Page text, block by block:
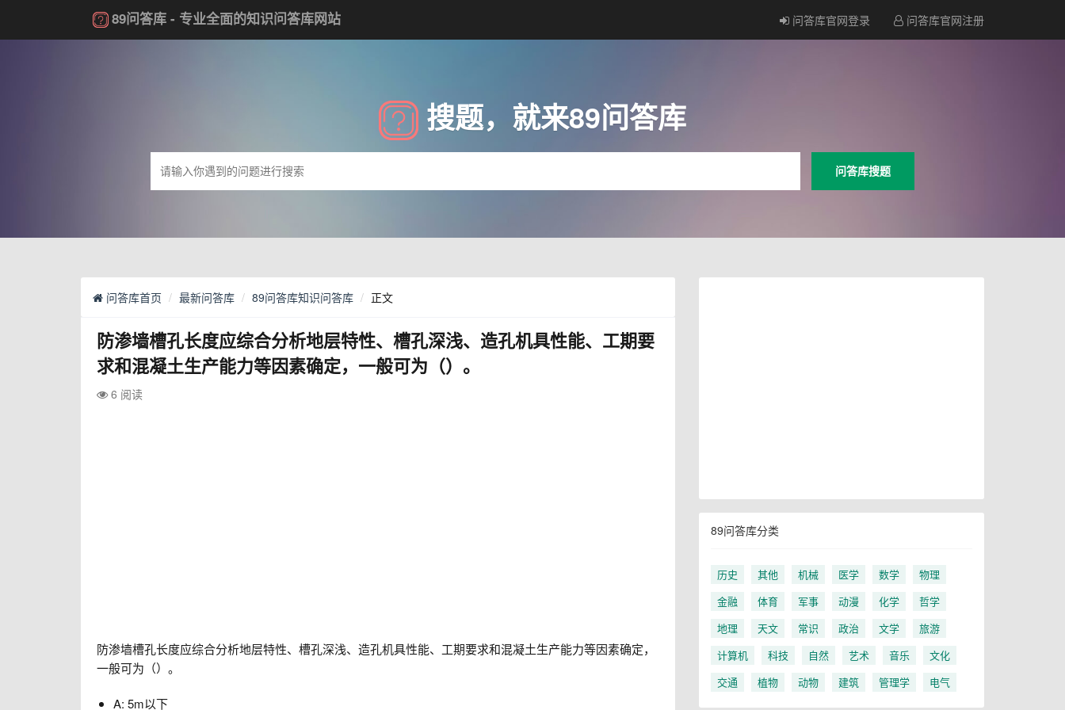
89问答库 - 专业全面的知识问答库网站 问答库官网登录 问答库官网注册
搜题，就来89问答库
问答库搜题
问答库首页 最新问答库 89问答库知识问答库 正文
防渗墙槽孔长度应综合分析地层特性、槽孔深浅、造孔机具性能、工期要
求和混凝土生产能力等因素确定，一般可为（）。
6 阅读
防渗墙槽孔长度应综合分析地层特性、槽孔深浅、造孔机具性能、工期要求和混凝土生产能力等因素确定，
一般可为（）。
A: 5m以下
89问答库分类
历史 其他 机械 医学 数学
物理
金融
体育 军事 动漫 化学
哲学
地理
天文 常识 政治 文学
旅游
计算机
科技 自然 艺术 音乐
文化
交通
植物 动物 建筑 管理学 电气